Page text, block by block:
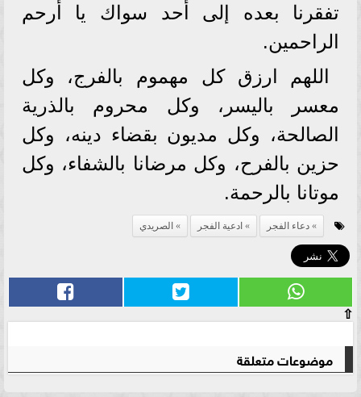
تفقرنا بعده إلى أحد سواك يا أرحم
الراحمين.
اللهم ارزق كل مهموم بالفرج، وكل
معسر باليسر، وكل محروم بالذرية
الصالحة، وكل مديون بقضاء دينه، وكل
حزين بالفرح، وكل مرضانا بالشفاء، وكل
موتانا بالرحمة.
دعاء الفجر ادعية الفجر الصريدي
⇧
موضوعات متعلقة